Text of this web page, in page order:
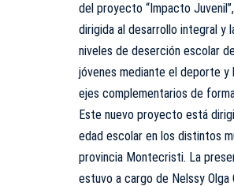
del proyecto “Impacto
dirigida al desarrollo integral y
niveles de deserción escolar
jóvenes mediante el deporte y
ejes complementarios de
Este nuevo proyecto está
edad escolar en los distintos
provincia Montecristi. La
estuvo a cargo de Nelssy Olga